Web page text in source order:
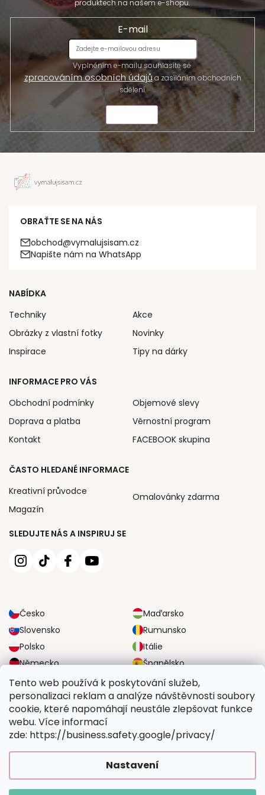
Tento web používá k poskytování služeb,
personalizaci reklam a analýze návštěvnosti soubory
cookie, které napomáhají neustále zlepšovat funkce
webu. Více informací
zde: https://business.safety.google/privacy/
Nastavení
produktech na našem e-shopu.
E-mail
Vyplněním e-mailu souhlasíte se
zpracováním osobních údajůa zasíláním obchodních
sdělení.
OBRAŤTE SE NA NÁS
obchod@vymalujsisam.cz
Napište nám na WhatsApp
SLEDUJTE NÁS A INSPIRUJ SE
Česko
Maďarsko
Slovensko
Rumunsko
Polsko
Itálie
Německo
Španělsko
Velká Británie
Rakousko
NABÍDKA
Techniky
Obrázky z vlastní fotky
Inspirace
Akce
Novinky
Tipy na dárky
INFORMACE PRO VÁS
Obchodní podmínky
Doprava a platba
Kontakt
Objemové slevy
Věrnostní program
FACEBOOK skupina
ČASTO HLEDANÉ INFORMACE
Kreativní průvodce
Magazín
Omalovánky zdarma
SPOLEHLIVÉ MOŽNOSTI DOPRAVY
BEZPEČNÉ MOŽNOSTI PLATBY